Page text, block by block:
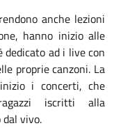
anche lezioni
hanno inizio alle
ad i live con
proprie canzoni. La
i concerti, che
iscritti alla
vivo.